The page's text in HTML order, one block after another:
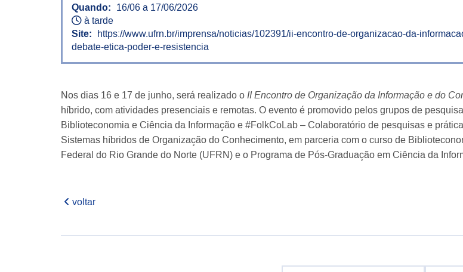
Quando:
16/06 a 17/06/2026
à tarde
Site:
https://www.ufrn.br/imprensa/noticias/102391/ii-encontro-de-organizacao-da-
debate-etica-poder-e-resistencia
Nos dias 16 e 17 de junho, será realizado o II Encontro de Organização da Informação e do
híbrido, com atividades presenciais e remotas. O evento é promovido pelos grupos de
Biblioteconomia e Ciência da Informação e #FolkCoLab – Colaboratório de pesquisas e
Sistemas híbridos de Organização do Conhecimento, em parceria com o curso de
Federal do Rio Grande do Norte (UFRN) e o Programa de Pós-Graduação em Ciência da
voltar